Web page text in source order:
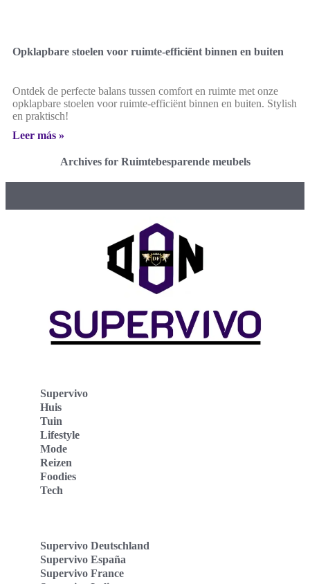
Opklapbare stoelen voor ruimte-efficiënt binnen en buiten
Ontdek de perfecte balans tussen comfort en ruimte met onze
opklapbare stoelen voor ruimte-efficiënt binnen en buiten. Stylish
en praktisch!
Leer más »
Archives for Ruimtebesparende meubels
Supervivo
Huis
Tuin
Lifestyle
Mode
Reizen
Foodies
Tech
Supervivo Deutschland
Supervivo España
Supervivo France